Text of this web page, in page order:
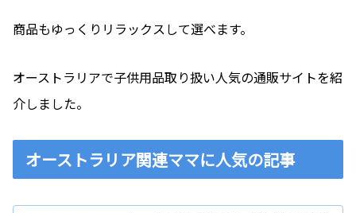
商品もゆっくりリラックスして選べます。
オーストラリアで子供用品取り扱い人気の通販サイトを紹
介しました。
オーストラリア関連ママに人気の記事